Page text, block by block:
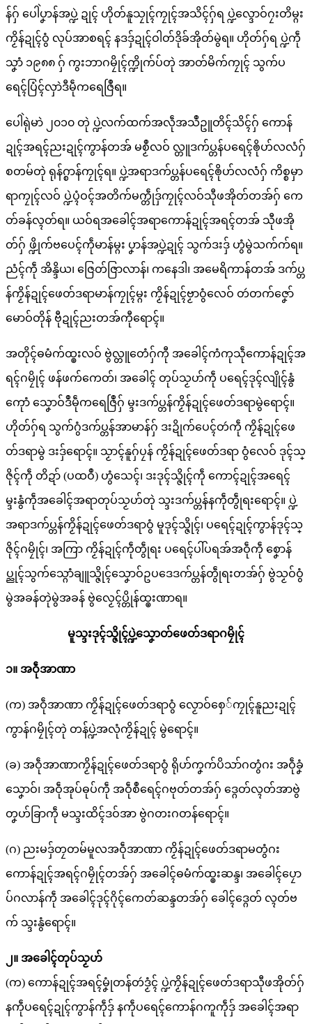
န်ဂှ် ပေါဲပၞာန်အပ္ဍဲ ဍုၚ် ဟိုတ်နူသၠုၚ်ကၠုၚ်အသိၚ်ဂှ်ရ ပ္ဍဲလ္ဒောဝ်ဂၠးတိမ္ဂး
ကၟိန်ဍုၚ်ဝွံ လုပ်အာစရၚ် နဒဒှ်ဍုၚ်ဝါတ်ဒိုခ်အိုတ်မွဲရ။ ဟိုတ်ဂှ်ရ ပ္ဍဲကဵု
သၞာံ ၁၉၈၈ ဂှ် ကွးဘာဂမၠိုၚ်က္ဍိုက်ပ်တုဲ အာတ်မိက်ကၠုၚ် သွက်ပ
ရေၚ်ပြံၚ်လှာဲဒီမဵုကရေဇြဳရ။
ပေါဲရုဲမာဲ ၂၀၁၀ တုဲ ပ္ဍဲလက်ထက်အလဵုအသဳဥူတိၚ်သိၚ်ဂှ် ကောန်
ဍုၚ်အရၚ်ညးဍုၚ်ကွာန်တအ် မစၟဳလဝ် လ္တူဒက်ပ္တန်ပရေၚ်ၜိုဟ်လလံဂှ်
စတမ်တုဲ ရုန်ဂ္စာန်ကၠုၚ်ရ။ ပ္ဍဲအရာဒက်ပ္တန်ပရေၚ်ၜိုဟ်လလံဂှ် ကိစ္စမှာ
ရာကၠုၚ်လဝ် ပ္ဍဲပ္ၚံဝၚ်အတိက်မက္တဵုဒှ်ကၠုၚ်လဝ်သီုဖအိုတ်တအ်ဂှ် ကေ
တ်ခန်လ္ၚတ်ရ။ ယဝ်ရအခေါၚ်အရာကောန်ဍုၚ်အရၚ်တအ် သီုဖအို
တ်ဂှ် ဖ္ဍိုက်ဗပေၚ်ကဵုမာန်မ္ဂး ပၞာန်အပ္ဍဲဍုၚ် သွက်ဒးဒှ် ဟွံမွဲသက်က်ရ။
ညံၚ်ကဵု အိန္ဒိယ၊ ဇြေတ်ဇြာလာန်၊ ကနေဒါ၊ အမေရိကာန်တအ် ဒက်ပ္တ
န်ကၟိန်ဍုၚ်ဖေတ်ဒရာမာန်ကၠုၚ်မ္ဂး ကၟိန်ဍုၚ်ဗၟာဝွံလေဝ် တဴတက်ဇၞော်
မောဝ်တိုန် ဗီုဍုၚ်ညးတအ်ကီုရောၚ်။
အတိုၚ်ဓမံက်ထ္ၜးလဝ် ဗွဲလ္တူတေံဂှ်ကီု အခေါၚ်ကံကုသဵုကောန်ဍုၚ်အ
ရၚ်ဂမၠိုၚ် ဖန်ဖက်ကေတ်၊ အခေါၚ် တုပ်သၟဟ်ကဵု ပရေၚ်ဒုၚ်လျိုၚ်နွံ
ကေုာံ သၞောဝ်ဒဳမဵုကရေဇြဳဂှ် မ္ဒးဒက်ပ္တန်ကၟိန်ဍုၚ်ဖေတ်ဒရာမွဲရောၚ်။
ဟိုတ်ဂှ်ရ သွက်ဂွံဒက်ပ္တန်အာမာန်ဂှ် ဒးဍိုက်ပေၚ်တဴကဵု ကၟိန်ဍုၚ်ဖေ
တ်ဒရာမွဲ ဒးဒှ်ရောၚ်။ သၟာၚ်နူဂှ်ပၠန် ကၟိန်ဍုၚ်ဖေတ်ဒရာ ဝွံလေဝ် ဒုၚ်သ္
ဇိုၚ်ကဵု တိဍာ် (ပထဝဳ) ဟွံသေၚ်၊ ဒးဒုၚ်သ္ဇိုၚ်ကဵု ကောၚ်ဍုၚ်အရေၚ်
မ္ဒးနွံကဵုအခေါၚ်အရာတုပ်သၟဟ်တုဲ သ္ဒးဒက်ပ္တန်နကဵုတွဵုရးရောၚ်။ ပ္ဍဲ
အရာဒက်ပ္တန်ကၟိန်ဍုၚ်ဖေတ်ဒရာဝွံ မူဒုၚ်သ္ဇိုၚ်၊ ပရေၚ်ဍုၚ်ကွာန်ဒုၚ်သ္
ဇိုၚ်ဂမၠိုၚ်၊ အကြာ ကၟိန်ဍုၚ်ကဵုတွဵုရး ပရေၚ်ပါ်ပရအ်အဝဵုကဵု စၞောန်
ပ္ညုၚ်သွက်သ္ဂောံချူသ္ဇိုၚ်သၞောဝ်ဥပဒေဒက်ပ္တန်တွဵုရးတအ်ဂှ် ဗွဲသၟဝ်ဝွံ
မွဲအခန်တုဲမွဲအခန် ဗွဲလၟေၚ်ပ္တိုန်ထ္ၜးဏာရ။
မူသ္ဒးဒုၚ်သ္ဇိုၚ်ပ္ဍဲသၞောတ်ဖေတ်ဒရာဂမၠိုၚ်
၁။ အဝဵုအာဏာ
(က) အဝဵုအာဏာ ကၟိန်ဍုၚ်ဖေတ်ဒရာဝွံ လၟောဝ်စှေ်ကၠုၚ်နူညးဍုၚ်
ကွာန်ဂမၠိုၚ်တုဲ တန်ပ္ဍဲအလုံကၟိန်ဍုၚ် မွဲရောၚ်။
(ခ) အဝဵုအာဏာကၟိန်ဍုၚ်ဖေတ်ဒရာဝွံ ရိုဟ်ကၞက်ပိသာ်ဂတွံဂး အဝဵုခၞံ
သၞောဝ်၊ အဝဵုအုပ်ဓုပ်ကဵု အဝဵုစဳရေၚ်ဂဗုတ်တအ်ဂှ် ဒ္ဂေတ်လ္ၚတ်အာဗွဲ
တၞဟ်ခြာကဵု မသ္ဒးထိၚ်ဒဝ်အာ ဗွဲဂတးဂတန်ရောၚ်။
(ဂ) ညးမဒှ်တၠတမ်မူလအဝဵုအာဏာ ကၟိန်ဍုၚ်ဖေတ်ဒရာမတွံဂး
ကောန်ဍုၚ်အရၚ်ဂမၠိုၚ်တအ်ဂှ် အခေါၚ်ဓမံက်ထ္ၜးဆန္ဒ၊ အခေါၚ်ပၠော
ပ်ဂလာန်ကဵု အခေါၚ်ဒုၚ်ဂိုၚ်ကေတ်ဆန္ဒတအ်ဂှ် ခေါၚ်ဒ္ဂေတ် လ္ၚတ်ဗ
က် သ္ဒးနွံရောၚ်။
၂။ အခေါၚ်တုပ်သၟဟ်
(က) ကောန်ဍုၚ်အရၚ်မၞုံတန်တဴဒၟံၚ် ပ္ဍဲကၟိန်ဍုၚ်ဖေတ်ဒရာသီုဖအိုတ်ဂှ်
နကဵုပရေၚ်ဍုၚ်ကွာန်ကဵုဒှ် နကဵုပရေၚ်ကောန်ဂကူကဵုဒှ် အခေါၚ်အရာ